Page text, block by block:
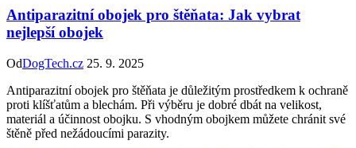
Antiparazitní obojek pro štěňata: Jak vybrat
nejlepší obojek
OdDogTech.cz 25. 9. 2025
Antiparazitní obojek pro štěňata je důležitým prostředkem k ochraně
proti klíšťatům a blechám. Při výběru je dobré dbát na velikost,
materiál a účinnost obojku. S vhodným obojkem můžete chránit své
štěně před nežádoucími parazity.